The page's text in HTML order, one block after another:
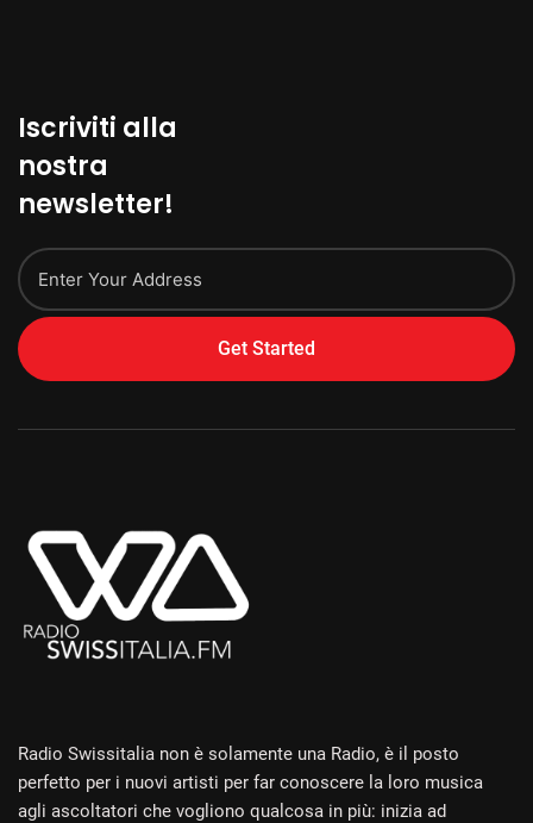
Iscriviti alla
nostra
newsletter!
Get Started
Radio Swissitalia non è solamente una Radio, è il posto
perfetto per i nuovi artisti per far conoscere la loro musica
agli ascoltatori che vogliono qualcosa in più: inizia ad